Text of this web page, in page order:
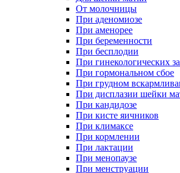
От молочницы
При аденомиозе
При аменорее
При беременности
При бесплодии
При гинекологических
При гормональном сбое
При грудном
При дисплазии шейки
При кандидозе
При кисте яичников
При климаксе
При кормлении
При лактации
При менопаузе
При менструации